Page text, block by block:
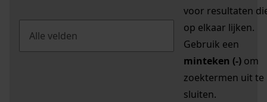
voor resultaten
op elkaar lijken.
Gebruik een
minteken (-) om
zoektermen uit te
sluiten.